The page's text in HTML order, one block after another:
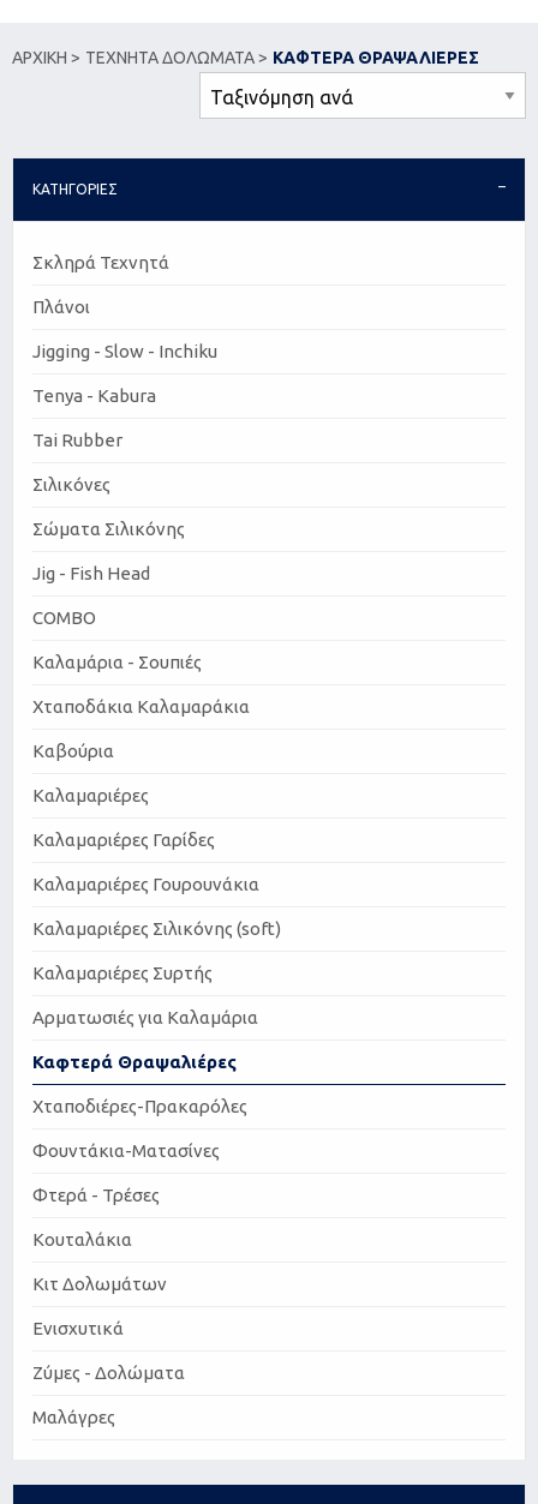
ΑΡΧΙΚΗ > ΤΕΧΝΗΤΑ ΔΟΛΩΜΑΤΑ > ΚΑΦΤΕΡΑ ΘΡΑΨΑΛΙΕΡΕΣ
ΚΑΤΗΓΟΡΙΕΣ
Σκληρά Τεχνητά
Πλάνοι
Jigging - Slow - Inchiku
Tenya - Kabura
Tai Rubber
Σιλικόνες
Σώματα Σιλικόνης
Jig - Fish Head
COMBO
Καλαμάρια - Σουπιές
Χταποδάκια Καλαμαράκια
Καβούρια
Καλαμαριέρες
Καλαμαριέρες Γαρίδες
Καλαμαριέρες Γουρουνάκια
Καλαμαριέρες Σιλικόνης (soft)
Καλαμαριέρες Συρτής
Αρματωσιές για Καλαμάρια
Καφτερά Θραψαλιέρες
Χταποδιέρες-Πρακαρόλες
Φουντάκια-Ματασίνες
Φτερά - Τρέσες
Κουταλάκια
Κιτ Δολωμάτων
Ενισχυτικά
Ζύμες - Δολώματα
Μαλάγρες